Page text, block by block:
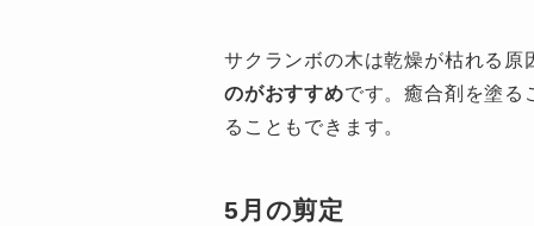
サクランボの木は乾燥が枯れる原
のがおすすめです。癒合剤を塗る
ることもできます。
5月の剪定